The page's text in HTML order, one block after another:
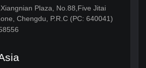
Plaza, No.88,Five Jitai
Chengdu, P.R.C (PC: 640041)